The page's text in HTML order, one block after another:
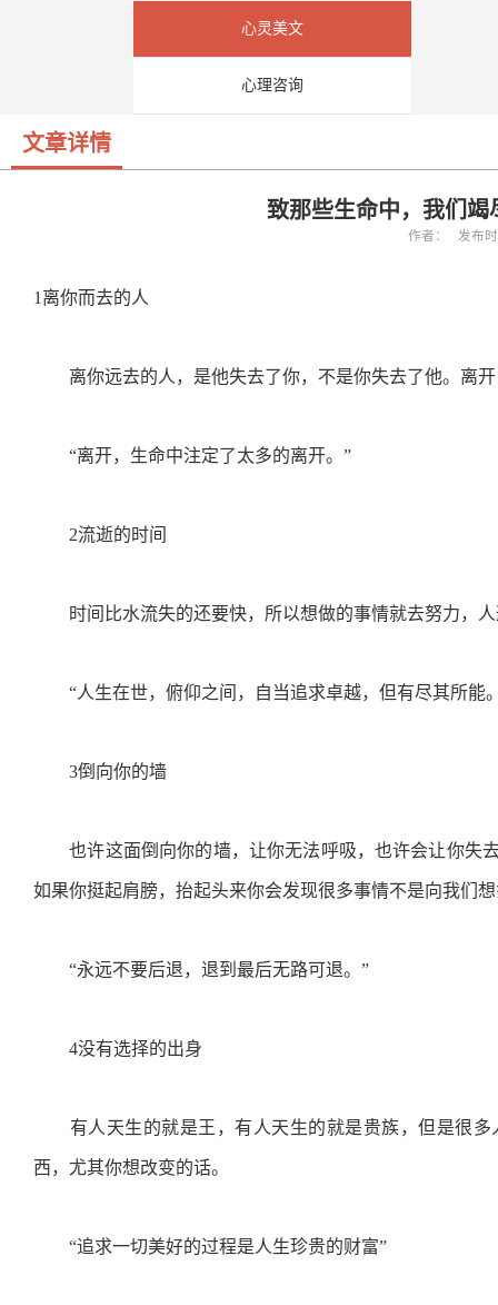
心灵美文
心理咨询
文章详情
致那些生命中，我们
作者： 发布
1离你而去的人
离你远去的人，是他失去了你，不是你失去了他。离开
“离开，生命中注定了太多的离开。”
2流逝的时间
时间比水流失的还要快，所以想做的事情就去努力，人
“人生在世，俯仰之间，自当追求卓越，但有尽其所能
3倒向你的墙
也许这面倒向你的墙，让你无法呼吸，也许会让你失
如果你挺起肩膀，抬起头来你会发现很多事情不是向我们
“永远不要后退，退到最后无路可退。”
4没有选择的出身
有人天生的就是王，有人天生的就是贵族，但是很多
西，尤其你想改变的话。
“追求一切美好的过程是人生珍贵的财富”